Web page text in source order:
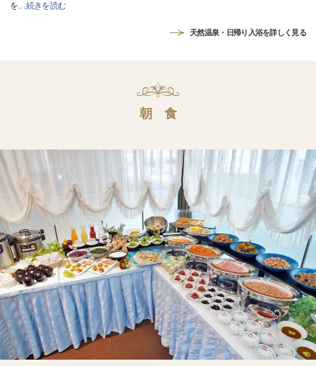
を…続きを読む
天然温泉・日帰り入浴を詳しく見る
朝 食